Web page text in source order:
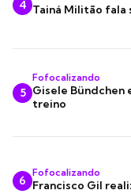
4 Tainá Militão fala
5
Fofocalizando
Gisele Bündchen
treino
6
Fofocalizando
Francisco Gil